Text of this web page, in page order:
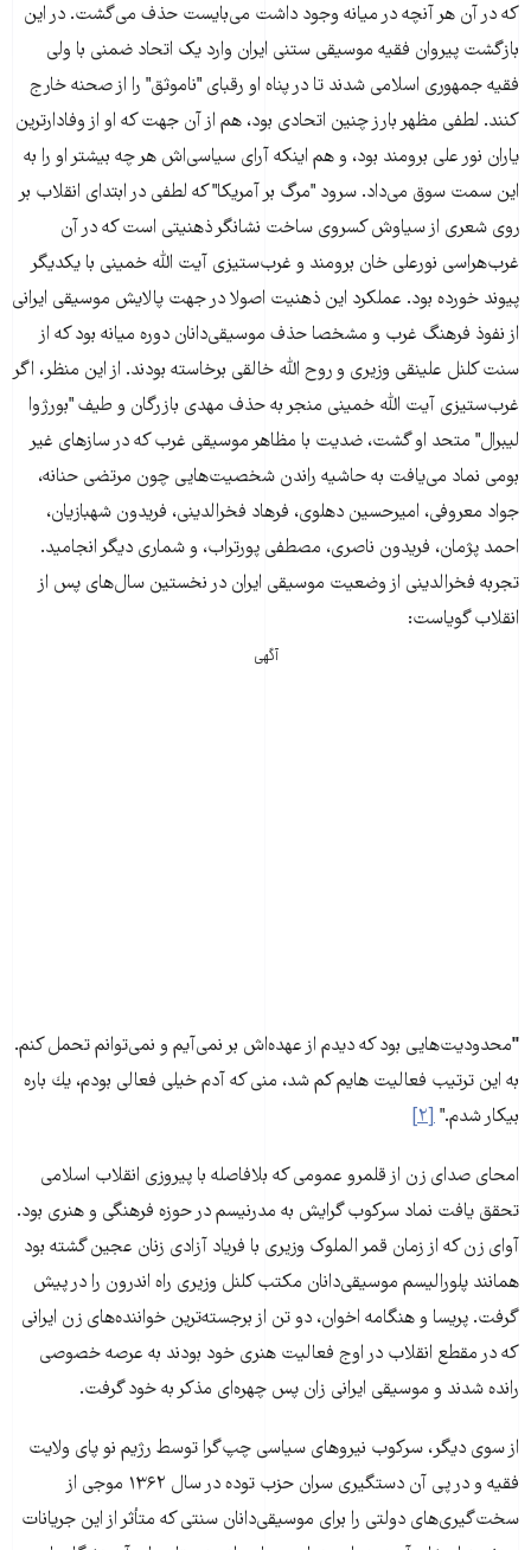
که در آن هر آنچه در میانه وجود داشت می‌بایست حذف می‌گشت. در این
بازگشت پیروان فقیه موسیقی ستنی ایران وارد یک اتحاد ضمنی با ولی
فقیه جمهوری اسلامی شدند تا در پناه او رقبای "ناموثق" را از صحنه خارج
کنند. لطفی مظهر بارز چنین اتحادی بود، هم از آن جهت که او از وفادارترین
یاران نور علی برومند بود، و هم اینکه آرای سیاسی‌اش هر چه بیشتر او را به
این سمت سوق می‌داد. سرود "مرگ بر آمریکا" که لطفی در ابتدای انقلاب بر
روی شعری از سیاوش کسروی ساخت نشانگر ذهنیتی است که در آن
غرب‌هراسی نورعلی خان برومند و غرب‌ستیزی آیت الله خمینی با یکدیگر
پیوند خورده بود. عملکرد این ذهنیت اصولا در جهت پالایش موسیقی ایرانی
از نفوذ فرهنگ غرب و مشخصا حذف موسیقی‌دانان دوره میانه بود که از
سنت کلنل علینقی وزیری و روح الله خالقی برخاسته بودند. از این منظر، اگر
غرب‌ستیزی آیت الله خمینی منجر به حذف مهدی بازرگان و طیف "بورژوا
لیبرال" متحد او گشت، ضدیت با مظاهر موسیقی غرب که در سازهای غیر
بومی نماد می‌یافت به حاشیه راندن شخصیت‌هایی چون مرتضی حنانه،
جواد معروفی، امیرحسین دهلوی، فرهاد فخرالدینی، فریدون شهبازیان،
احمد پژمان، فریدون ناصری، مصطفی پورتراب، و شماری دیگر انجامید.
تجربه فخرالدینی از وضعیت موسیقی ایران در نخستین سال‌های پس از
انقلاب گویاست:
آگهی
"محدودیت‌هایی بود كه دیدم از عهده‌اش بر نمی‌آیم و نمی‌توانم تحمل كنم.
به این ترتیب فعالیت هایم كم شد، منی كه آدم خیلی فعالی بودم، یك باره
بیكار شدم."[۲]
امحای صدای زن از قلمرو عمومی که بلافاصله با پیروزی انقلاب اسلامی
تحقق یافت نماد سرکوب گرایش به مدرنیسم در حوزه فرهنگی و هنری بود.
آوای زن که از زمان قمر الملوک وزیری با فریاد آزادی زنان عجین گشته بود
همانند پلورالیسم موسیقی‌دانان مکتب کلنل وزیری راه اندرون را در پیش
گرفت. پریسا و هنگامه اخوان، دو تن از برجسته‌ترین خواننده‌های زن ایرانی
که در مقطع انقلاب در اوج فعالیت هنری خود بودند به عرصه خصوصی
رانده شدند و موسیقی ایرانی زان پس چهره‌ای مذکر به خود گرفت.
از سوی دیگر، سرکوب نیروهای سیاسی چپ‌گرا توسط رژیم نو پای ولایت
فقیه و در پی آن دستگیری سران حزب توده در سال ۱۳۶۲ موجی از
سخت‌گیری‌های دولتی را برای موسیقی‌دانان سنتی که متأثر از این جریانات